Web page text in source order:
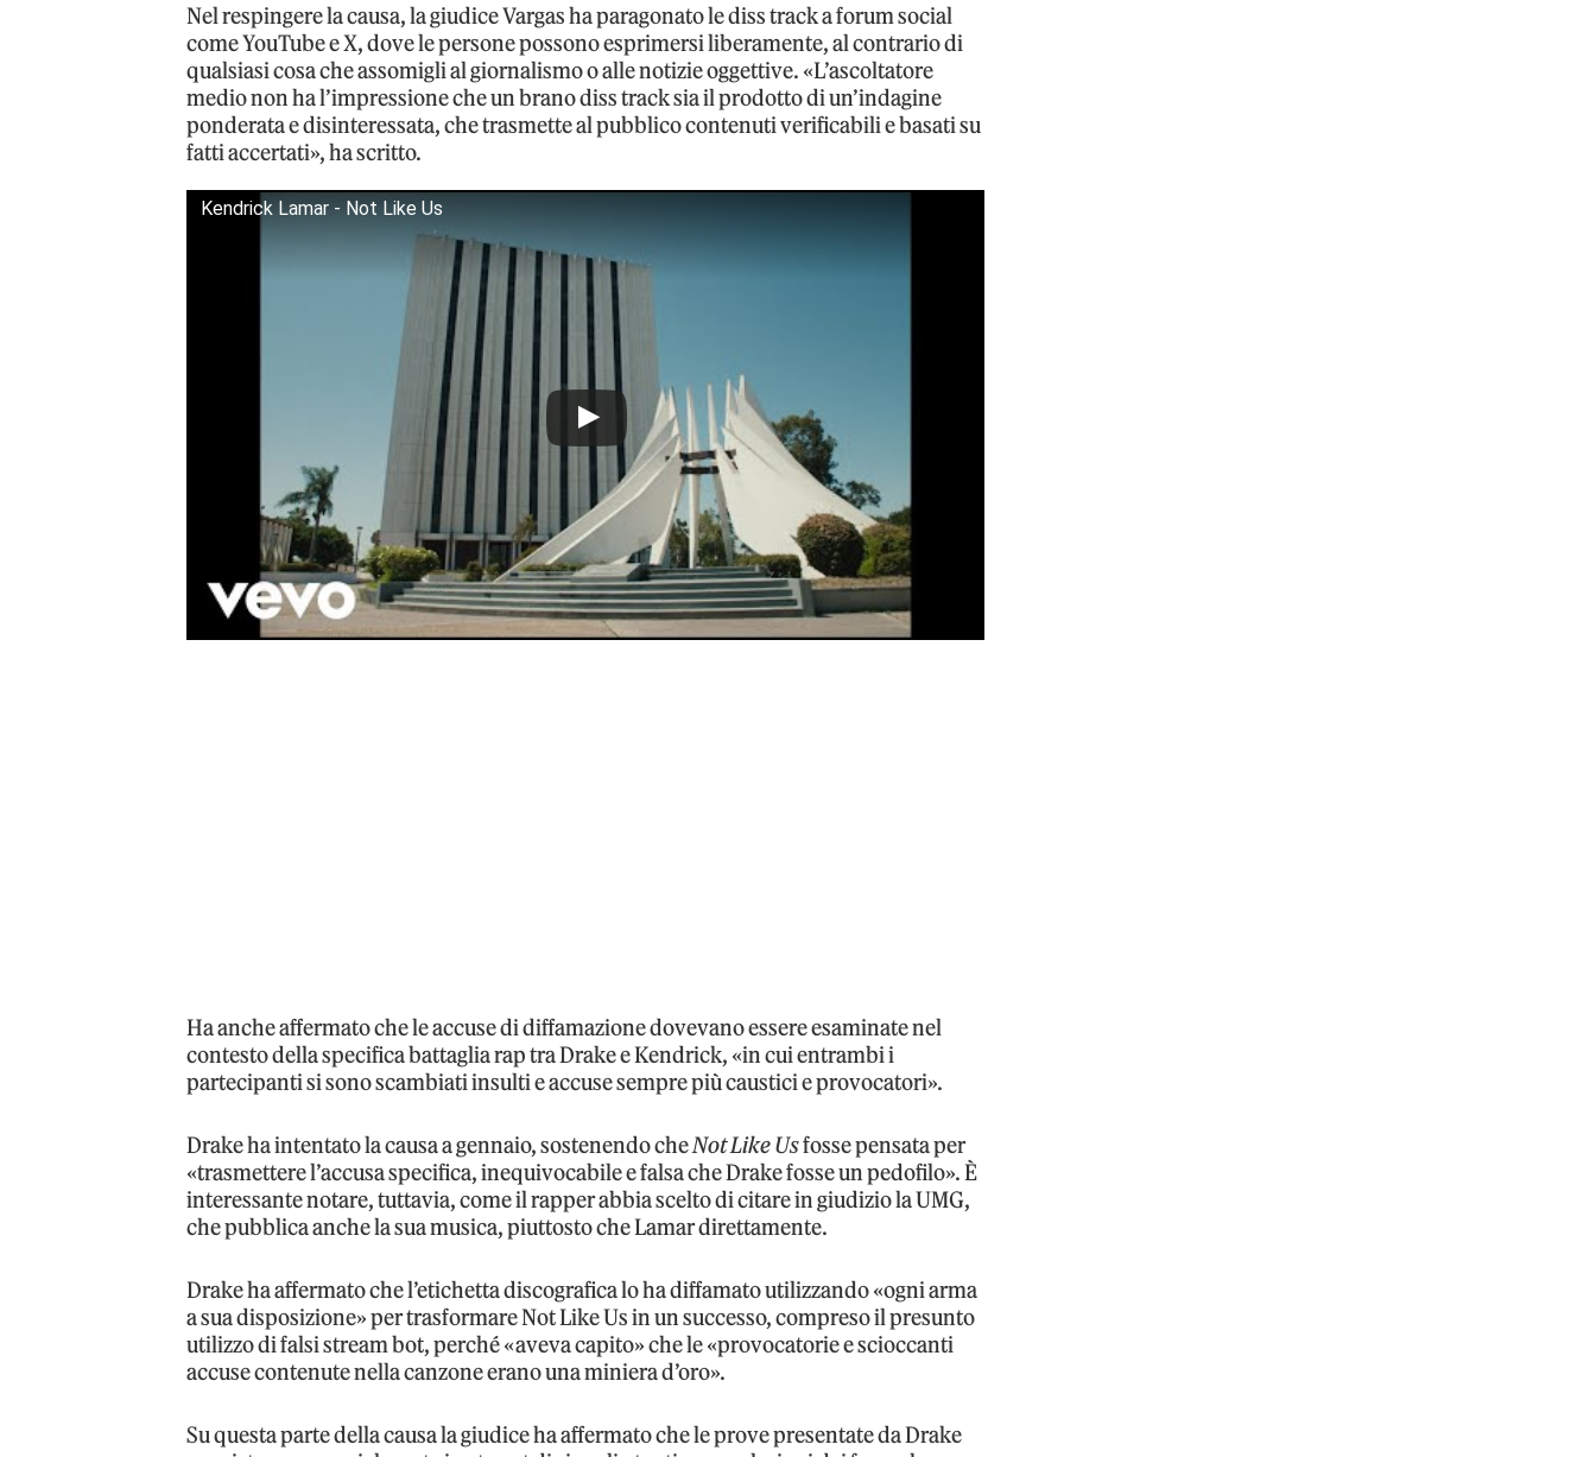
Nel respingere la causa, la giudice Vargas ha paragonato le diss track a forum social
come YouTube e X, dove le persone possono esprimersi liberamente, al contrario di
qualsiasi cosa che assomigli al giornalismo o alle notizie oggettive. «L’ascoltatore
medio non ha l’impressione che un brano diss track sia il prodotto di un’indagine
ponderata e disinteressata, che trasmette al pubblico contenuti verificabili e basati su
fatti accertati», ha scritto.
Kendrick Lamar - Not Like Us
Ha anche affermato che le accuse di diffamazione dovevano essere esaminate nel
contesto della specifica battaglia rap tra Drake e Kendrick, «in cui entrambi i
partecipanti si sono scambiati insulti e accuse sempre più caustici e provocatori».
Drake ha intentato la causa a gennaio, sostenendo cheNot Like Usfosse pensata per
«trasmettere l’accusa specifica, inequivocabile e falsa che Drake fosse un pedofilo». È
interessante notare, tuttavia, come il rapper abbia scelto di citare in giudizio la UMG,
che pubblica anche la sua musica, piuttosto che Lamar direttamente.
Drake ha affermato che l’etichetta discografica lo ha diffamato utilizzando «ogni arma
a sua disposizione» per trasformare Not Like Us in un successo, compreso il presunto
utilizzo di falsi stream bot, perché «aveva capito» che le «provocatorie e scioccanti
accuse contenute nella canzone erano una miniera d’oro».
Su questa parte della causa la giudice ha affermato che le prove presentate da Drake